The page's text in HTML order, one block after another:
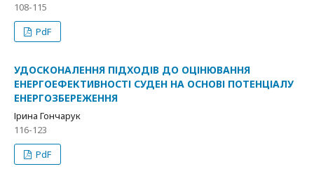
108-115
PdF
УДОСКОНАЛЕННЯ ПІДХОДІВ ДО ОЦІНЮВАННЯ
ЕНЕРГОЕФЕКТИВНОСТІ СУДЕН НА ОСНОВІ ПОТЕНЦІАЛУ
ЕНЕРГОЗБЕРЕЖЕННЯ
Ірина Гончарук
116-123
PdF